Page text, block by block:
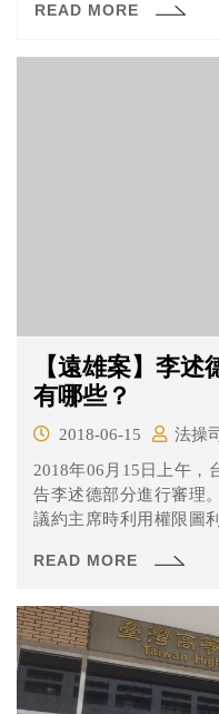
READ MORE
【遠雄案】李
有哪些？
2018-06-15
法操
2018年06月15日上午，
告李述德部分進行審理
議約主席時利用權限圖
READ MORE